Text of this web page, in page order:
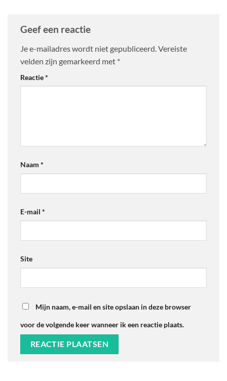
Geef een reactie
Je e-mailadres wordt niet gepubliceerd. Vereiste
velden zijn gemarkeerd met *
Reactie*
Naam *
E-mail *
Site
Mijn naam, e-mail en site opslaan in deze browser
voor de volgende keer wanneer ik een reactie plaats.